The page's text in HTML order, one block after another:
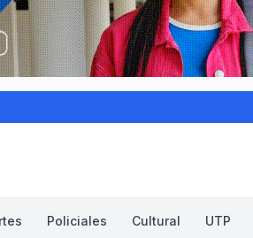
Policiales Cultural UTP